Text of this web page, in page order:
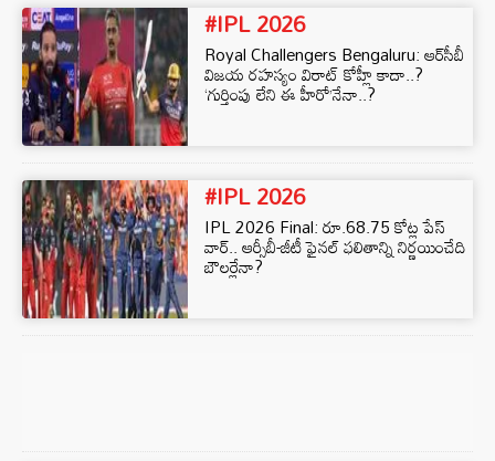
#IPL 2026
Royal Challengers Bengaluru: ఆర్‌సీబీ
విజయ రహస్యం విరాట్ కోహ్లీ కాదా..?
‘గుర్తింపు లేని ఈ హీరో’నేనా..?
#IPL 2026
IPL 2026 Final: రూ.68.75 కోట్ల పేస్
వార్.. ఆర్సీబీ-జీటీ ఫైనల్ ఫలితాన్ని నిర్ణయించేది
బౌలర్లేనా?